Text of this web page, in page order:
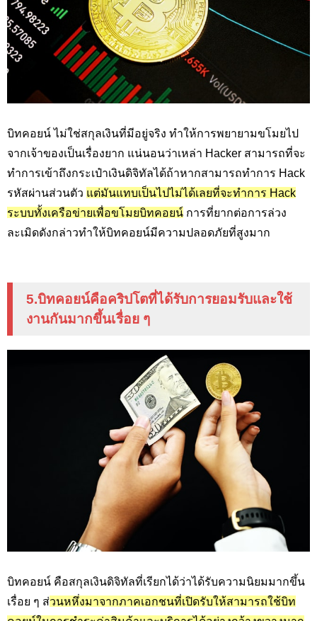
บิทคอยน์ ไม่ใช่สกุลเงินที่มีอยู่จริง ทำให้การพยายามขโมยไป
จากเจ้าของเป็นเรื่องยาก แน่นอนว่าเหล่า Hacker สามารถที่จะ
ทำการเข้าถึงกระเป๋าเงินดิจิทัลได้ถ้าหากสามารถทำการ Hack
รหัสผ่านส่วนตัว แต่มันแทบเป็นไปไม่ได้เลยที่จะทำการ Hack
ระบบทั้งเครือข่ายเพื่อขโมยบิทคอยน์ การที่ยากต่อการล่วง
ละเมิดดังกล่าวทำให้บิทคอยน์มีความปลอดภัยที่สูงมาก
5.บิทคอยน์คือคริปโตที่ได้รับการยอมรับและใช้
งานกันมากขึ้นเรื่อย ๆ
บิทคอยน์ คือสกุลเงินดิจิทัลที่เรียกได้ว่าได้รับความนิยมมากขึ้น
เรื่อย ๆ ส่วนหหึ่งมาจากภาคเอกชนที่เปิดรับให้สามารถใช้บิท